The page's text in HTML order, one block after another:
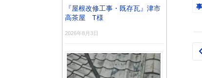
『屋根改修工事・既存瓦』津市
高茶屋 T様
2026年8月3日